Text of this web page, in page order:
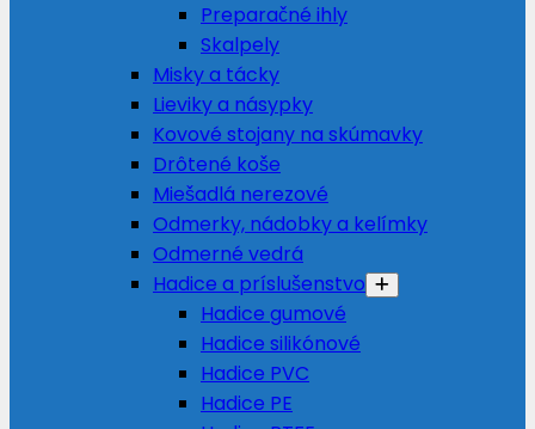
Preparačné ihly
Skalpely
Misky a tácky
Lieviky a násypky
Kovové stojany na skúmavky
Drôtené koše
Miešadlá nerezové
Odmerky, nádobky a kelímky
Odmerné vedrá
Hadice a príslušenstvo
Hadice gumové
Hadice silikónové
Hadice PVC
Hadice PE